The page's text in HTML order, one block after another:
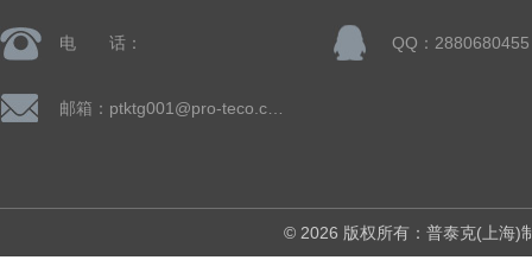
电 话： QQ：2880680455
© 2026 版权所有：普泰克(上海